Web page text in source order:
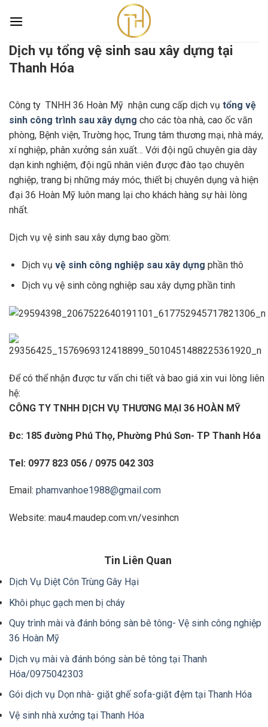
Dịch vụ tổng vệ sinh sau xây dựng tại
Thanh Hóa
Trang chủ /Dịch vụ tổng vệ sinh sau xây dựng tại Thanh
Dịch vụ tổng vệ sinh sau xây dựng tại
Thanh Hóa
Công ty TNHH 36 Hoàn Mỹ nhận cung cấp dịch vụ tổng vệ
sinh công trình sau xây dựng cho các tòa nhà, cao ốc văn
phòng, Bệnh viện, Trường học, Trung tâm thương mại, nhà máy,
xí nghiệp, phân xưởng sản xuất… Với đội ngũ chuyên gia dày
dạn kinh nghiệm, đội ngũ nhân viên được đào tạo chuyên
nghiệp, trang bị những máy móc, thiết bị chuyên dụng và hiện
đại 36 Hoàn Mỹ luôn mang lại cho khách hàng sự hài lòng
nhất.
Dịch vụ vệ sinh sau xây dựng bao gồm:
Dịch vụ vệ sinh công nghiệp sau xây dựng phần thô
Dịch vụ vệ sinh công nghiệp sau xây dựng phần tinh
Để có thể nhận được tư vấn chi tiết và bao giá xin vui lòng liên
hệ:
CÔNG TY TNHH DỊCH VỤ THƯƠNG MẠI 36 HOÀN MỸ
Đc: 185 đường Phú Thọ, Phường Phú Sơn- TP Thanh Hóa
Tel: 0977 823 056 / 0975 042 303
Email: phamvanhoe1988@gmail.com
Website: mau4.maudep.com.vn/vesinhcn
Tin Liên Quan
Dịch Vụ Diệt Côn Trùng Gây Hại
Khôi phục gạch men bị cháy
Quy trình mài và đánh bóng sàn bê tông- Vệ sinh công nghiệp
36 Hoàn Mỹ
Dịch vụ mài và đánh bóng sàn bê tông tại Thanh
Hóa/0975042303
Gói dịch vụ Dọn nhà- giặt ghế sofa-giặt đệm tại Thanh Hóa
Vệ sinh nhà xưởng tại Thanh Hóa